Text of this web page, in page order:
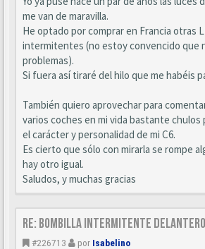
me van de maravilla.
He optado por comprar en Francia otras
intermitentes (no estoy convencido que
problemas).
Si fuera así tiraré del hilo que me habéis
También quiero aprovechar para
varios coches en mi vida bastante
el carácter y personalidad de mi C6.
Es cierto que sólo con mirarla se rompe
hay otro igual.
Saludos, y muchas gracias
Re: BOMBILLA INTERMITENTE
#226713 por Isabelino